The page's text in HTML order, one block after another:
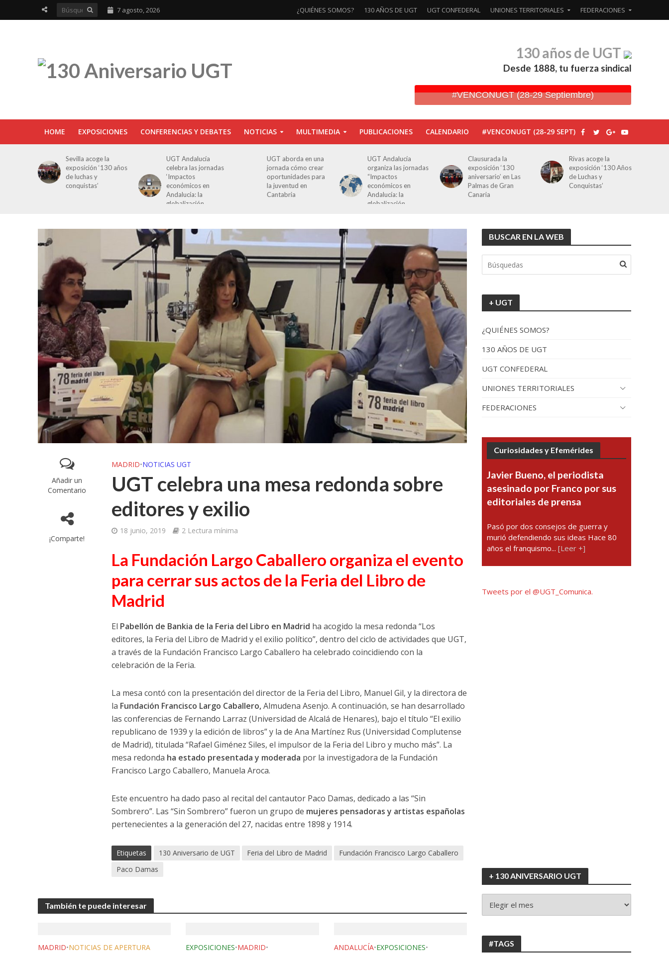
7 agosto, 2026 ¿QUIÉNES SOMOS? 130 AÑOS DE UGT UGT CONFEDERAL UNIONES TERRITORIALES FEDERACIONES
130 años de UGT
Desde 1888, tu fuerza sindical
#VENCONUGT (28-29 Septiembre)
HOME EXPOSICIONES CONFERENCIAS Y DEBATES NOTICIAS MULTIMEDIA PUBLICACIONES CALENDARIO #VENCONUGT (28-29 SEPT)
‘130 años
UGT Andalucía
celebra las jornadas
‘Impactos
económicos en
UGT aborda en una
jornada cómo crear
oportunidades para
la juventud en
Cantabria
UGT Andalucía
organiza las jornadas
“Impactos
económicos en
Andalucía: la
Clausurada la
exposición ‘130
aniversario’ en Las
Palmas de Gran
Canaria
Rivas acoge la
exposición ‘130 Años
de Luchas y
Conquistas’
Javier Bueno, el
periodista asesinado
por Franco por sus
editoriales de prensa
Añadir un
Comentario
¡Comparte!
MADRID•NOTICIAS UGT
UGT celebra una mesa redonda sobre
editores y exilio
18 junio, 2019 2 Lectura mínima
La Fundación Largo Caballero organiza el evento
para cerrar sus actos de la Feria del Libro de
Madrid
​El Pabellón de Bankia de la Feria del Libro en Madrid ha acogido la mesa redonda “Los
editores, la Feria del Libro de Madrid y el exilio político”, dentro del ciclo de actividades que UGT,
a través de la Fundación Francisco Largo Caballero ha celebrado coincidiendo con la
celebración de la Feria.
La mesa contó con la presentación del director de la Feria del Libro, Manuel Gil, y la directora de
la Fundación Francisco Largo Caballero,Almudena Asenjo. A continuación, se han desarrollado
las conferencias de Fernando Larraz (Universidad de Alcalá de Henares), bajo el título “El exilio
republicano de 1939 y la edición de libros” y la de Ana Martínez Rus (Universidad Complutense
de Madrid), titulada “Rafael Giménez Siles, el impulsor de la Feria del Libro y mucho más”. La
mesa redonda ha estado presentada y moderada por la investigadora de la Fundación
Francisco Largo Caballero, Manuela Aroca.
Este encuentro ha dado paso al recital del cantautor Paco Damas, dedicado a las “Sin
Sombrero”. Las “Sin Sombrero” fueron un grupo de mujeres pensadoras y artistas españolas
pertenecientes a la generación del 27, nacidas entre 1898 y 1914.
Etiquetas 130 Aniversario de UGT Feria del Libro de Madrid
Fundación Francisco Largo Caballero
Paco Damas
También te puede interesar
MADRID•NOTICIAS DE APERTURA EXPOSICIONES•MADRID•
ANDALUCÍA•EXPOSICIONES•
BUSCAR EN LA WEB
+ UGT
¿QUIÉNES SOMOS?
130 AÑOS DE UGT
UGT CONFEDERAL
UNIONES TERRITORIALES
FEDERACIONES
Curiosidades y Efemérides
Javier Bueno, el periodista
asesinado por Franco por sus
editoriales de prensa
Pasó por dos consejos de guerra y
murió defendiendo sus ideas Hace 80
años el franquismo...[Leer +]
Tweets por el @UGT_Comunica.
+ 130 ANIVERSARIO UGT
130
#TAGS